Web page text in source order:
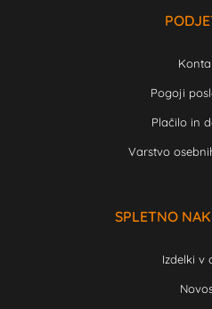
Pogoji
Plačilo in
Varstvo
SPLETNO
Izdelki v